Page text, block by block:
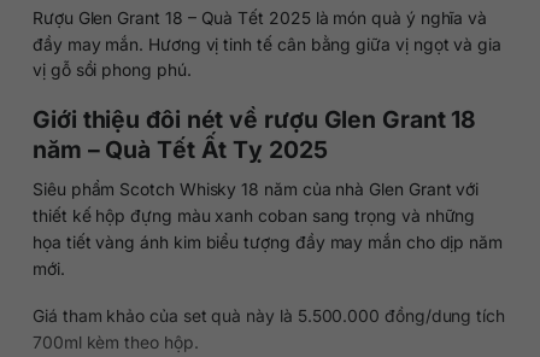
Rượu Glen Grant 18 – Quà Tết 2025 là món quà ý nghĩa và
đầy may mắn. Hương vị tinh tế cân bằng giữa vị ngọt và gia
vị gỗ sồi phong phú.
Giới thiệu đôi nét về rượu Glen Grant 18
năm – Quà Tết Ất Tỵ 2025
Siêu phẩm Scotch Whisky 18 năm của nhà Glen Grant với
thiết kế hộp đựng màu xanh coban sang trọng và những
họa tiết vàng ánh kim biểu tượng đầy may mắn cho dịp năm
mới.
Giá tham khảo của set quà này là 5.500.000 đồng/dung tích
700ml kèm theo hộp.